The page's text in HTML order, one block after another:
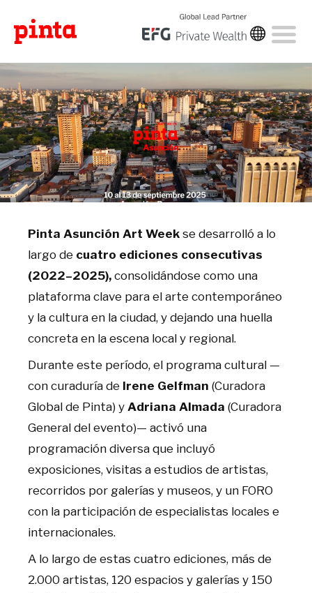
Pinta Asunción Art Week se desarrolló a lo
largo de cuatro ediciones consecutivas
(2022–2025), consolidándose como una
plataforma clave para el arte contemporáneo
y la cultura en la ciudad, y dejando una huella
concreta en la escena local y regional.
Durante este período, el programa cultural —
con curaduría de Irene Gelfman (Curadora
Global de Pinta) y Adriana Almada (Curadora
General del evento)— activó una
programación diversa que incluyó
exposiciones, visitas a estudios de artistas,
recorridos por galerías y museos, y un FORO
con la participación de especialistas locales e
internacionales.
A lo largo de estas cuatro ediciones, más de
2.000 artistas, 120 espacios y galerías y 150